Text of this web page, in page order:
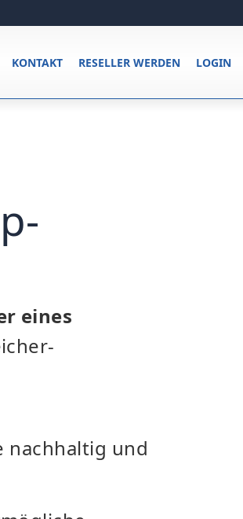
LOGIN
RESELLER WERDEN
KONTAKT
eines
nachhaltig und